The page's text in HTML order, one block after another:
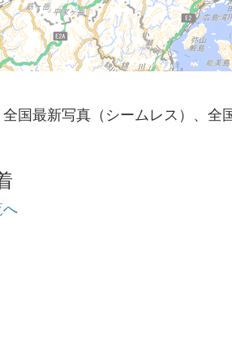
全国最新写真（シームレス）、全